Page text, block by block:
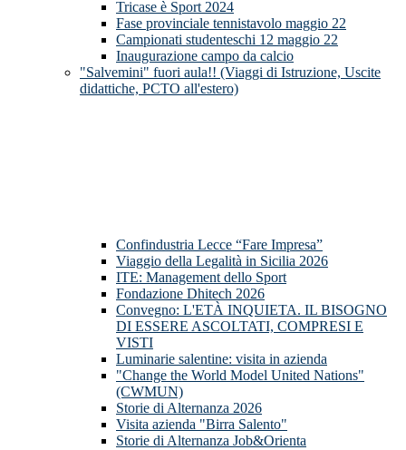
Tricase è Sport 2024
Fase provinciale tennistavolo maggio 22
Campionati studenteschi 12 maggio 22
Inaugurazione campo da calcio
"Salvemini" fuori aula!! (Viaggi di Istruzione, Uscite
didattiche, PCTO all'estero)
Confindustria Lecce “Fare Impresa”
Viaggio della Legalità in Sicilia 2026
ITE: Management dello Sport
Fondazione Dhitech 2026
Convegno: L'ETÀ INQUIETA. IL BISOGNO
DI ESSERE ASCOLTATI, COMPRESI E
VISTI
Luminarie salentine: visita in azienda
"Change the World Model United Nations"
(CWMUN)
Storie di Alternanza 2026
Visita azienda "Birra Salento"
Storie di Alternanza Job&Orienta